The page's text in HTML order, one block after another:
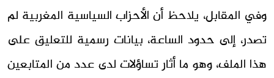
وفي المقابل، يلاحظ أن الأحزاب السياسية المغربية لم
تصدر، إلى حدود الساعة، بيانات رسمية للتعليق على
هذا الملف، وهو ما أثار تساؤلات لدى عدد من المتابعين